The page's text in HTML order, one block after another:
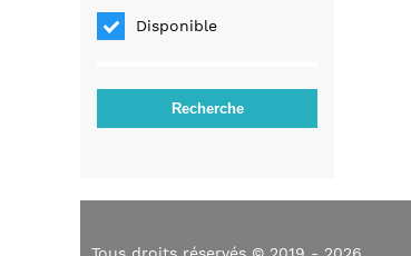
Disponible